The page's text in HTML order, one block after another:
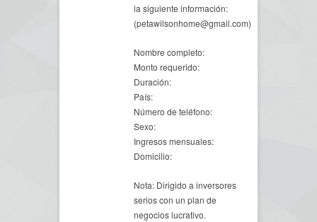
la siguiente información:
(petawilsonhome@gmail.com)
Nombre completo:
Monto requerido:
Duración:
País:
Número de teléfono:
Sexo:
Ingresos mensuales:
Domicilio:
Nota: Dirigido a inversores
serios con un plan de
negocios lucrativo.